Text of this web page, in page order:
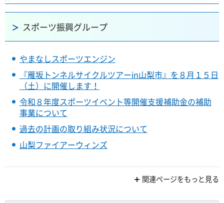
スポーツ振興グループ
やまなしスポーツエンジン
『雁坂トンネルサイクルツアーin山梨市』を８月１５日
（土）に開催します！
令和８年度スポーツイベント等開催支援補助金の補助
事業について
過去の計画の取り組み状況について
山梨ファイアーウィンズ
関連ページをもっと見る